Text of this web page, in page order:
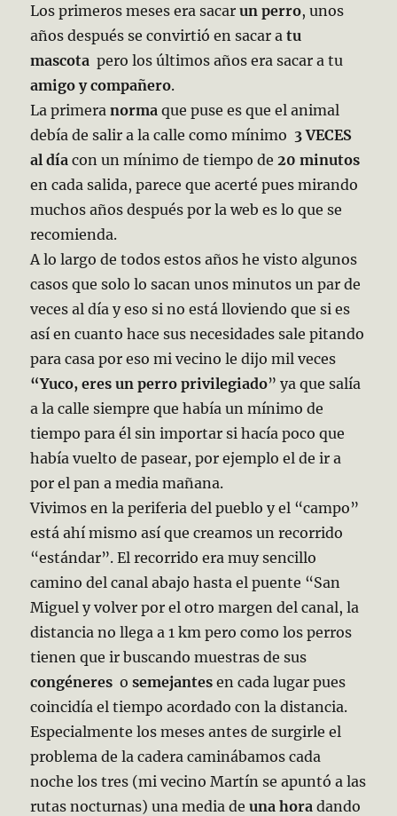
Los primeros meses era sacarun perro, unos
años después se convirtió en sacar atu
mascota pero los últimos años era sacar a tu
amigo y compañero.
La primeranorma que puse es que el animal
debía de salir a la calle como mínimo 3 VECES
al día con un mínimo de tiempo de 20 minutos
en cada salida, parece que acerté pues mirando
muchos años después por la web es lo que se
recomienda.
A lo largo de todos estos años he visto algunos
casos que solo lo sacan unos minutos un par de
veces al día y eso si no está lloviendo que si es
así en cuanto hace sus necesidades sale pitando
para casa por eso mi vecino le dijo mil veces
“Yuco, eres un perro privilegiado” ya que salía
a la calle siempre que había un mínimo de
tiempo para él sin importarsi hacía poco que
había vuelto de pasear, por ejemplo el de ir a
por el pan a media mañana.
Vivimos en la periferia del pueblo y el “campo”
está ahí mismo así que creamos un recorrido
“estándar”. El recorrido era muy sencillo
camino del canal abajo hasta el puente “San
Miguel y volver por el otro margen del canal, la
distancia no llega a 1 km pero como los perros
tienen que ir buscando muestras de sus
congénereso semejantes en cada lugar pues
coincidía el tiempo acordado con la distancia.
Especialmente los meses antes de surgirle el
problema de la cadera caminábamos cada
noche los tres (mi vecino Martín se apuntó a las
rutas nocturnas) una media deuna horadando